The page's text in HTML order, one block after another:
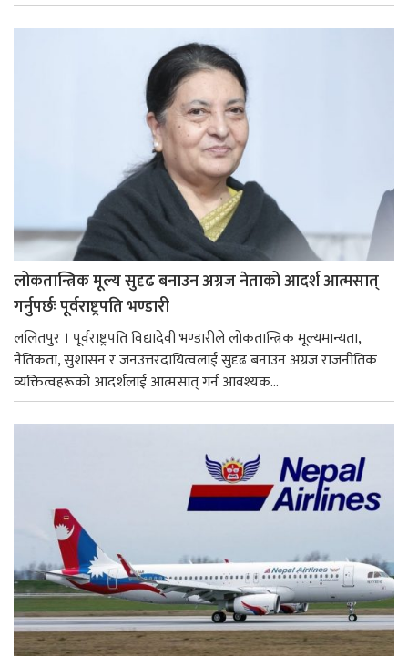
लोकतान्त्रिक मूल्य सुदृढ बनाउन अग्रज नेताको आदर्श आत्मसात्
गर्नुपर्छः पूर्वराष्ट्रपति भण्डारी
ललितपुर । पूर्वराष्ट्रपति विद्यादेवी भण्डारीले लोकतान्त्रिक मूल्यमान्यता,
नैतिकता, सुशासन र जनउत्तरदायित्वलाई सुदृढ बनाउन अग्रज राजनीतिक
व्यक्तित्वहरूको आदर्शलाई आत्मसात् गर्न आवश्यक...